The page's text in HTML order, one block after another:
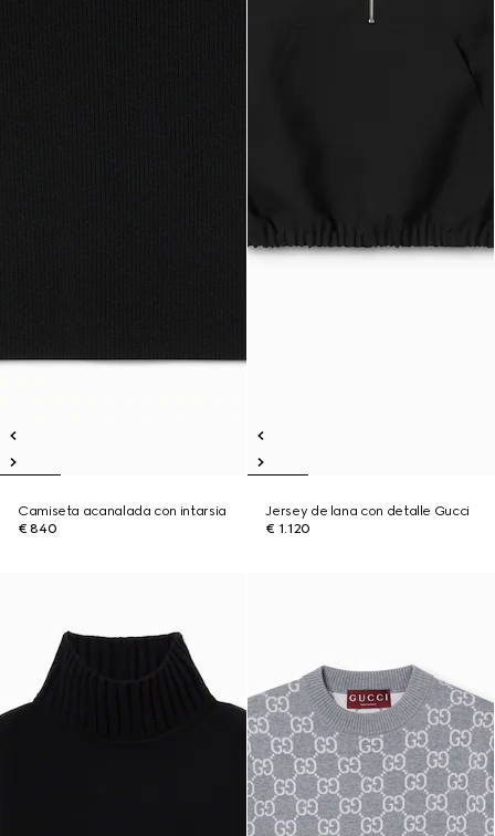
Camiseta acanalada con intarsia
€ 840
Jersey de lana con detalle Gucci
€ 1.120